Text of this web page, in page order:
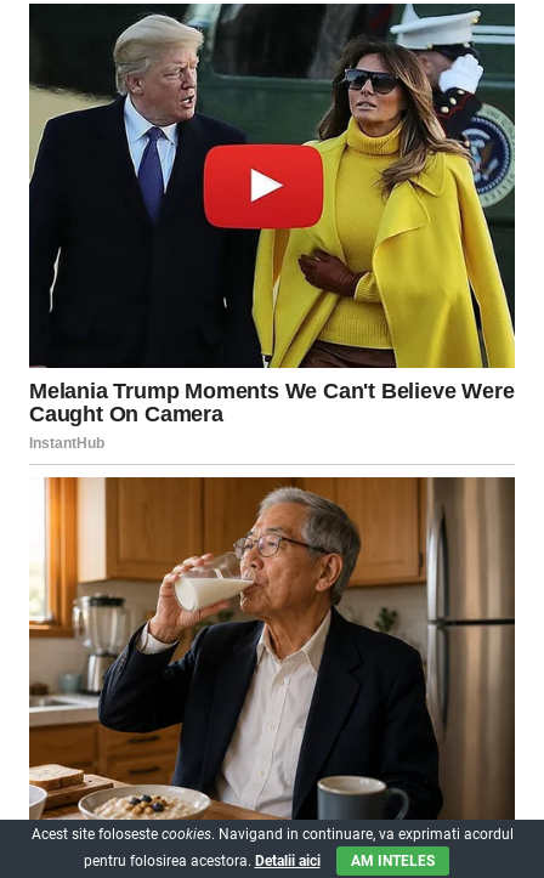
Acest site foloseste cookies. Navigand in continuare, va exprimati acordul
pentru folosirea acestora. Detalii aici AM INTELES